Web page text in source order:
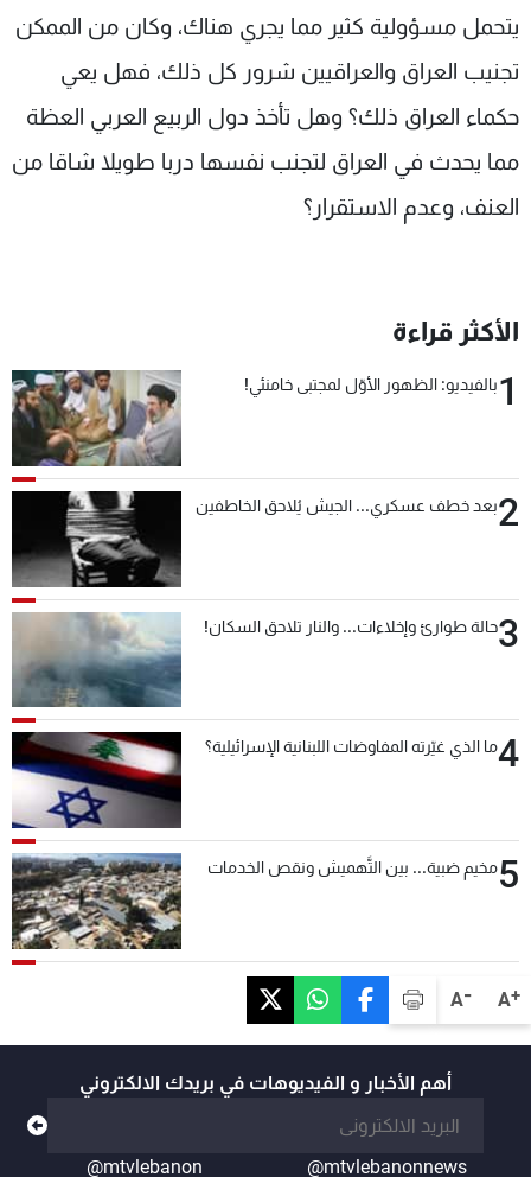
A+
A-
يتحمل مسؤولية كثير مما يجري هناك، وكان من الممكن
تجنيب العراق والعراقيين شرور كل ذلك، فهل يعي
حكماء العراق ذلك؟ وهل تأخذ دول الربيع العربي العظة
مما يحدث في العراق لتجنب نفسها دربا طويلا شاقا من
العنف، وعدم الاستقرار؟
الأكثر قراءة
1بالفيديو: الظهور الأوّل لمجتبى خامنئي!
2بعد خطف عسكري... الجيش يُلاحق الخاطفين
3حالة طوارئ وإخلاءات... والنار تلاحق السكان!
4ما الذي غيّرته المفاوضات اللبنانية الإسرائيلية؟
5مخيم ضبية... بين التَّهميش ونقص الخدمات
أهم الأخبار و الفيديوهات في بريدك الالكتروني
@mtvlebanonnews
@mtvlebanon